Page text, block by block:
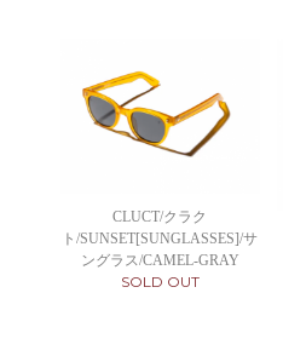
CLUCT/クラク
ト/SUNSET[SUNGLASSES]/サ
ングラス/CAMEL-GRAY
SOLD OUT